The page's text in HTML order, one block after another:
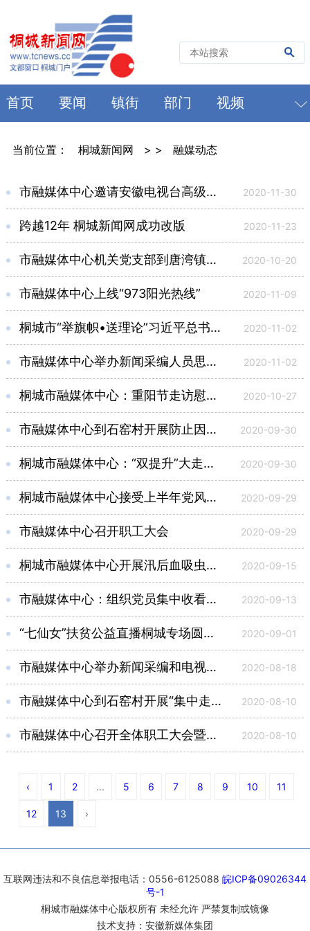
首页 要闻 镇街 部门 视频
当前位置： 桐城新闻网 > > 融媒动态
市融媒体中心邀请安徽电视台高级记者王振涛授课 2020-11-30
跨越12年 桐城新闻网成功改版 2020-11-23
市融媒体中心机关党支部到唐湾镇开展主题党日活动 2020-10-20
市融媒体中心上线“973阳光热线” 2020-11-09
桐城市“举旗帜•送理论”习近平总书记考察安徽重要讲话精神宣讲报告会走进市融媒体中心 2020-11-02
市融媒体中心举办新闻采编人员思想政治工作、提升采编能力学习会 2020-11-02
桐城市融媒体中心：重阳节走访慰问退休职工和老年父母 2020-10-27
市融媒体中心到石窑村开展防止因灾致贫返贫工作调研 2020-09-30
桐城市融媒体中心：“双提升”大走访 积极当好平安建设工作宣传员 2020-09-30
桐城市融媒体中心接受上半年党风廉政建设工作督查 2020-09-29
市融媒体中心召开职工大会 2020-09-29
桐城市融媒体中心开展汛后血吸虫病筛查 2020-09-15
市融媒体中心：组织党员集中收看全国抗击新冠肺炎疫情表彰大会 2020-09-13
“七仙女”扶贫公益直播桐城专场圆满收官 2020-09-01
市融媒体中心举办新闻采编和电视摄像业务培训会 2020-08-18
市融媒体中心到石窑村开展“集中走访帮扶月”活动 2020-08-10
市融媒体中心召开全体职工大会暨党员大会 2020-08-10
‹ 1 2 ... 5 6 7 8 9 10 11
12 13 ›
互联网违法和不良信息举报电话：0556-6125088 皖ICP备09026344
号-1
桐城市融媒体中心版权所有 未经允许 严禁复制或镜像
技术支持：安徽新媒体集团